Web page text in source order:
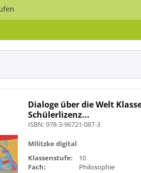
Dialoge über die Welt
Schülerlizenz...
ISBN: 978-3-96721-087-3
Militzke digital
Klassenstufe:
10
Fach:
Philosophie